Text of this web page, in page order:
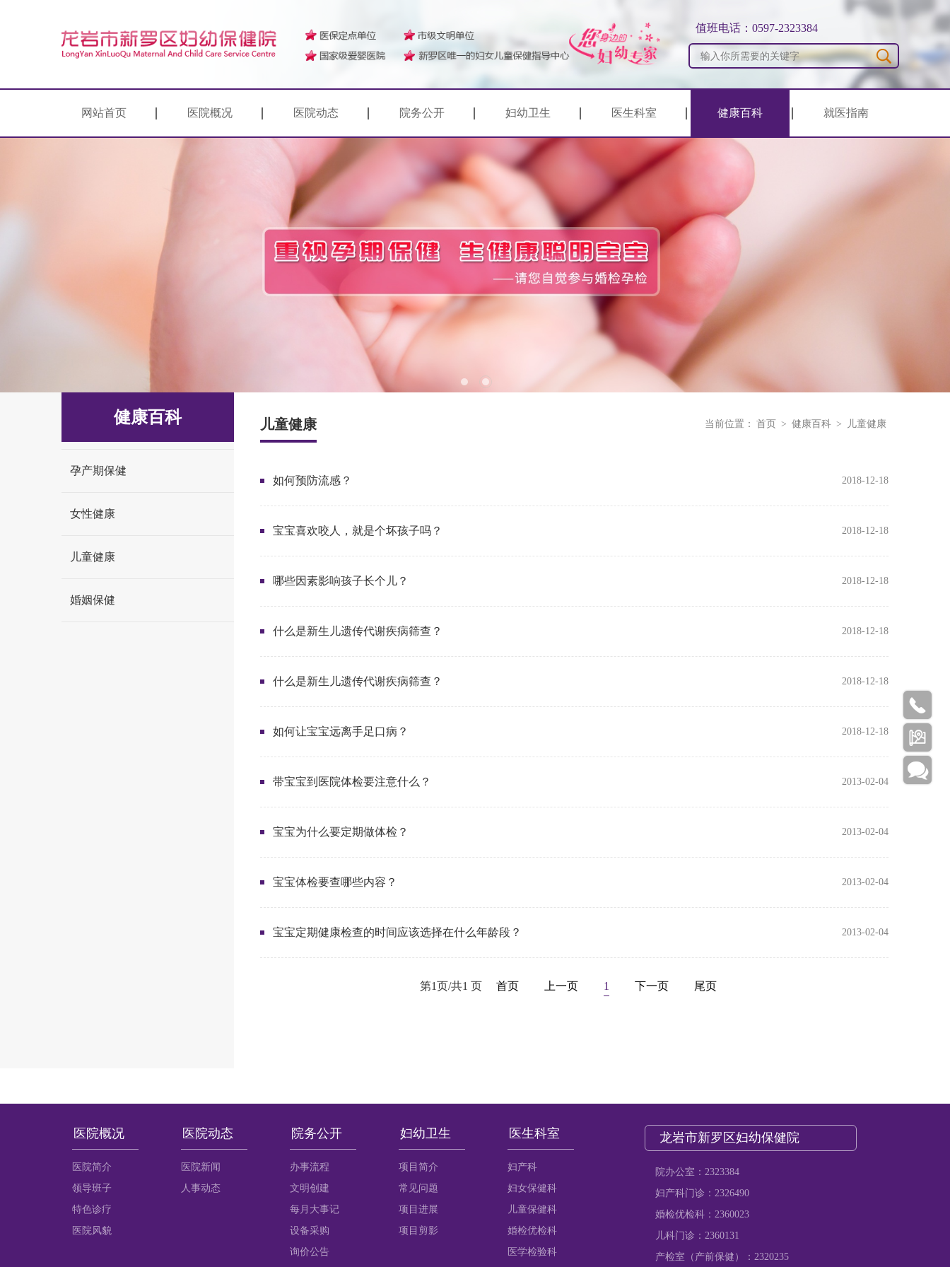



值班电话：0597-2323384
网站首页 医院概况 医院动态 院务公开 妇幼卫生 医生科室 健康百科 就医指南
健康百科
孕产期保健
女性健康
儿童健康
婚姻保健
儿童健康 当前位置： 首页 > 健康百科 > 儿童健康
如何预防流感？ 2018-12-18
宝宝喜欢咬人，就是个坏孩子吗？ 2018-12-18
哪些因素影响孩子长个儿？ 2018-12-18
什么是新生儿遗传代谢疾病筛查？ 2018-12-18
什么是新生儿遗传代谢疾病筛查？ 2018-12-18
如何让宝宝远离手足口病？ 2018-12-18
带宝宝到医院体检要注意什么？ 2013-02-04
宝宝为什么要定期做体检？ 2013-02-04
宝宝体检要查哪些内容？ 2013-02-04
宝宝定期健康检查的时间应该选择在什么年龄段？ 2013-02-04
第1页/共1 页 首页 上一页 1 下一页 尾页
医院概况
医院简介
领导班子
特色诊疗
医院风貌
医院动态
医院新闻
人事动态
院务公开
办事流程
文明创建
每月大事记
设备采购
询价公告
妇幼卫生
项目简介
常见问题
项目进展
项目剪影
医生科室
妇产科
妇女保健科
儿童保健科
婚检优检科
医学检验科
龙岩市新罗区妇幼保健院
院办公室：2323384
妇产科门诊：2326490
婚检优检科：2360023
儿科门诊：2360131
产检室（产前保健）：2320235